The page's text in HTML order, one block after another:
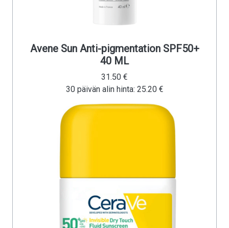
Avene Sun Anti-pigmentation SPF50+
40 ML
31.50 €
30 päivän alin hinta: 25.20 €